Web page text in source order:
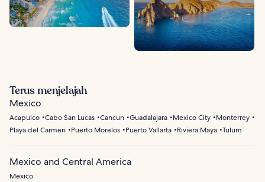
Terus menjelajah
Mexico
Acapulco Cabo San Lucas Cancun Guadalajara Mexico City
Monterrey
Playa del Carmen
Puerto Morelos Puerto Vallarta Riviera Maya Tulum
Mexico and Central America
Mexico